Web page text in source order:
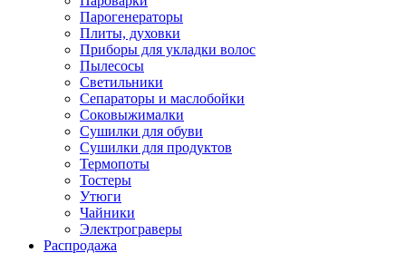
Парогенераторы
Плиты, духовки
Приборы для укладки волос
Пылесосы
Светильники
Сепараторы и маслобойки
Соковыжималки
Сушилки для обуви
Сушилки для продуктов
Термопоты
Тостеры
Утюги
Чайники
Электрограверы
Распродажа